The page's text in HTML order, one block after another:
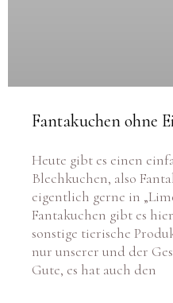
Fantakuchen ohne
Heute gibt es einen
Blechkuchen, also
eigentlich gerne in
Fantakuchen gibt es
sonstige tierische
nur unserer und der
Gute, es hat auch den